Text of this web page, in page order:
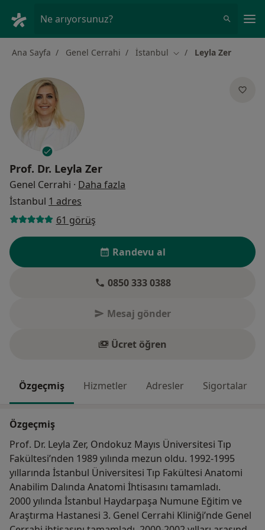
Ne arıyorsunuz?
Ana Sayfa Genel Cerrahi İstanbul Şehir değiştir
Leyla Zer
Prof. Dr. Leyla Zer
Genel Cerrahi · Daha fazla
İstanbul 1 adres
61 görüş
Randevu al
0850 333 0388
Mesaj gönder
Ücret öğren
Özgeçmiş Hizmetler Adresler Sigortalar
Özgeçmiş
Prof. Dr. Leyla Zer, Ondokuz Mayıs Üniversitesi Tıp
Fakültesi’nden 1989 yılında mezun oldu. 1992-1995
yıllarında İstanbul Üniversitesi Tıp Fakültesi Anatomi
Anabilim Dalında Anatomi İhtisasını tamamladı.
2000 yılında İstanbul Haydarpaşa Numune Eğitim ve
Araştırma Hastanesi 3. Genel Cerrahi Kliniği’nde Genel